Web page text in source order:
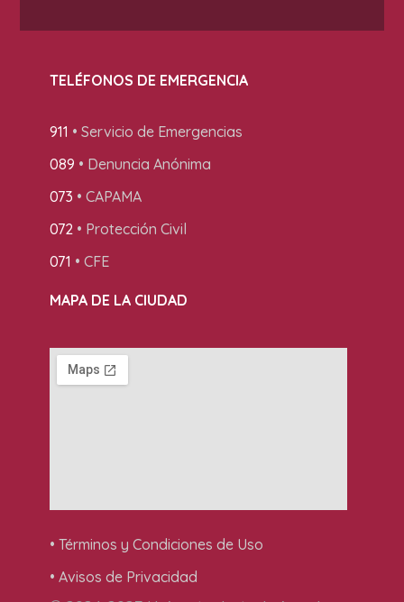
TELÉFONOS DE EMERGENCIA
911 • Servicio de Emergencias
089 • Denuncia Anónima
073 • CAPAMA
072 • Protección Civil
071 • CFE
MAPA DE LA CIUDAD
• Términos y Condiciones de Uso
• Avisos de Privacidad